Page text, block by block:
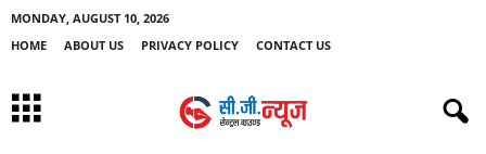
MONDAY, AUGUST 10, 2026
HOME
ABOUT US PRIVACY POLICY CONTACT US